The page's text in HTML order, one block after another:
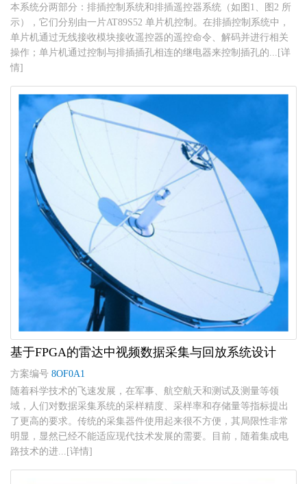
本系统分两部分：排插控制系统和排插遥控器系统（如图1、图2 所
示），它们分别由一片AT89S52 单片机控制。在排插控制系统中，
单片机通过无线接收模块接收遥控器的遥控命令、解码并进行相关
操作；单片机通过控制与排插插孔相连的继电器来控制插孔的...[详
情]
基于FPGA的雷达中视频数据采集与回放系统设计
方案编号 8OF0A1
随着科学技术的飞速发展，在军事、航空航天和测试及测量等领
域，人们对数据采集系统的采样精度、采样率和存储量等指标提出
了更高的要求。传统的采集器件使用起来很不方便，其局限性非常
明显，显然已经不能适应现代技术发展的需要。目前，随着集成电
路技术的进...[详情]